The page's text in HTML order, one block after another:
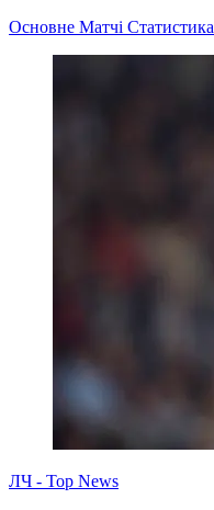
Основне Матчі Статистика
ЛЧ - Top News